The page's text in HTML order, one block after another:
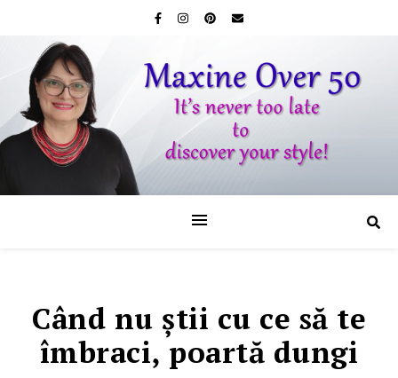
Când nu ştii cu ce să te
îmbraci, poartă dungi